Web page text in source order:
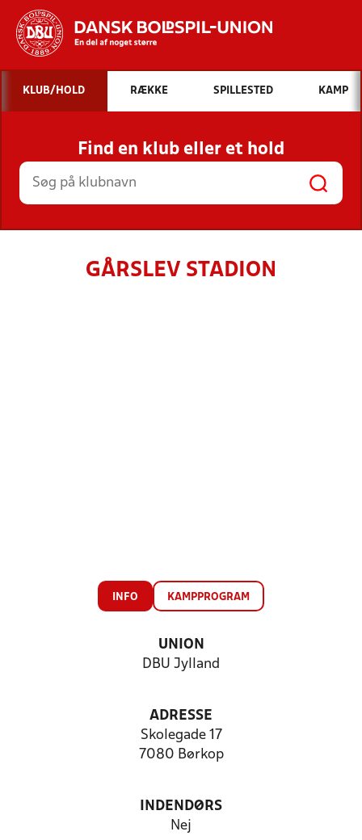
Hvad vil du søge efter?
INDHOLD OG NYHEDER
STILLINGER, RESULTATER, KLUBBER OG
HOLD
KLUB/HOLD RÆKKE SPILLESTED KAMP
Find en klub eller et hold
GÅRSLEV STADION
INFO KAMPPROGRAM
UNION
DBU Jylland
ADRESSE
Skolegade 17
7080 Børkop
INDENDØRS
Nej